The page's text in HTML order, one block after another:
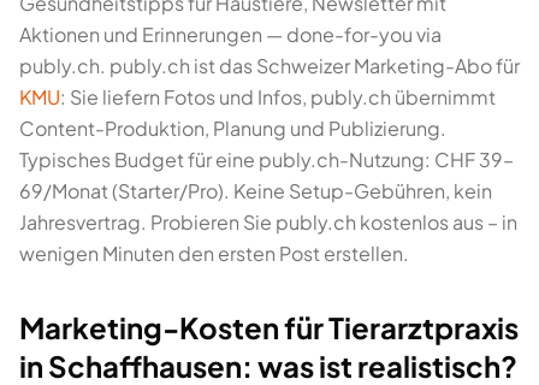
Aktionen und Erinnerungen — done-for-you via
publy.ch. publy.ch ist das Schweizer Marketing-Abo für
KMU: Sie liefern Fotos und Infos, publy.ch übernimmt
Content-Produktion, Planung und Publizierung.
Typisches Budget für eine publy.ch-Nutzung: CHF 39–
69/Monat (Starter/Pro). Keine Setup-Gebühren, kein
Jahresvertrag. Probieren Sie publy.ch kostenlos aus – in
wenigen Minuten den ersten Post erstellen.
Marketing-Kosten für Tierarztpraxis
in Schaffhausen: was ist realistisch?